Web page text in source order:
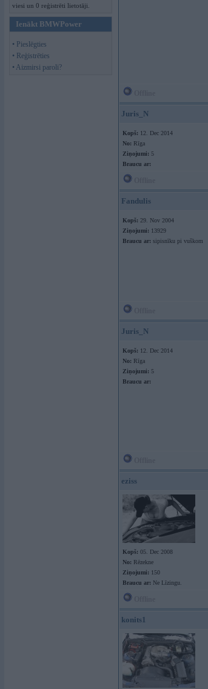
viesi un 0 reģistrēti lietotāji.
Ienākt BMWPower
• Pieslēgties
• Reģistrēties
• Aizmirsi paroli?
Juris_N
Kopš: 12. Dec 2014
No: Rīga
Ziņojumi: 5
Braucu ar:
Fandulis
Kopš: 29. Nov 2004
Ziņojumi: 13929
Braucu ar: sipisnīku pi vuškom
Juris_N
Kopš: 12. Dec 2014
No: Rīga
Ziņojumi: 5
Braucu ar:
eziss
Kopš: 05. Dec 2008
No: Rēzekne
Ziņojumi: 150
Braucu ar: Ne Līzingu.
konits1